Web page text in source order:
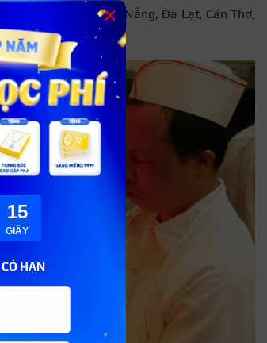
Sài Gòn, Hà Nội, Đà Nẵng, Đà Lạt, Cần Thơ,
định.
HẠN
14
GIÂY
×